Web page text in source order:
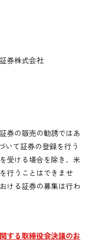
券株式会社
券の販売の勧誘ではあ
いて証券の登録を行う
受ける場合を除き、米
行うことはできませ
ける証券の募集は行わ
する取締役会決議のお